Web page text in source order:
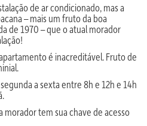
de ar condicionado, mas a
– mais um fruto da boa
de 1970 – que o atual morador
é inacreditável. Fruto de
a sexta entre 8h e 12h e 14h
morador tem sua chave de acesso